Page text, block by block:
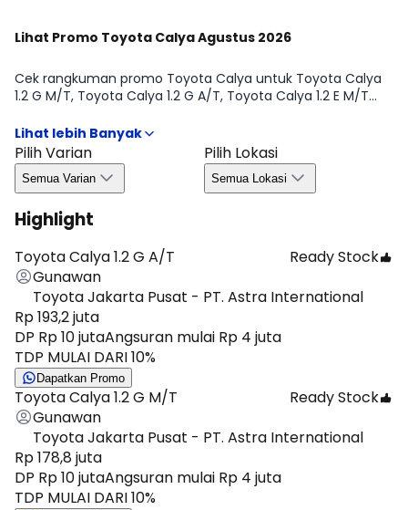
Lihat Promo Toyota Calya Agustus 2026
Cek rangkuman promo Toyota Calya untuk Toyota Calya
1.2 G M/T, Toyota Calya 1.2 G A/T, Toyota Calya 1.2 E M/T
kamu nggak ketinggalan info penting sebelum ambil
keputusan. Mulai dari benefit yang biasanya ditawarkan,
syarat umum, hingga hal yang perlu kamu perhatikan
seperti ketersediaan unit dan ketentuan area, jadi proses
memilih varian terasa lebih aman dan efisien.
Pilih Varian
Semua Varian
Pilih Lokasi
Semua Lokasi
Highlight
Toyota Calya 1.2 G A/T
Ready Stock
Gunawan
Toyota Jakarta Pusat - PT. Astra International
Rp 193,2 juta
DP Rp 10 jutaAngsuran mulai Rp 4 juta
TDP MULAI DARI 10%
Dapatkan Promo
Toyota Calya 1.2 G M/T
Ready Stock
Gunawan
Toyota Jakarta Pusat - PT. Astra International
Rp 178,8 juta
DP Rp 10 jutaAngsuran mulai Rp 4 juta
TDP MULAI DARI 10%